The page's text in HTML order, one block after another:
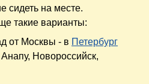
сидеть на месте.
такие варианты:
от Москвы - в Петербург
Новороссийск,